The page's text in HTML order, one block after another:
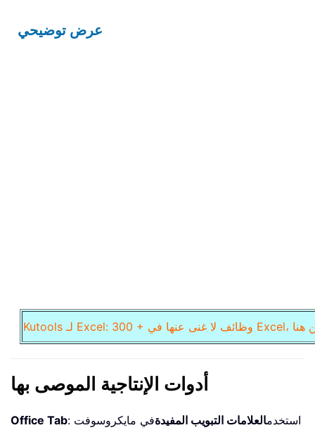
عرض توضيحي
أدوات الإنتاجية الموصى بها
Office Tab : استخدمالعلامات التبويب المفيدةفي مايكروسوفت